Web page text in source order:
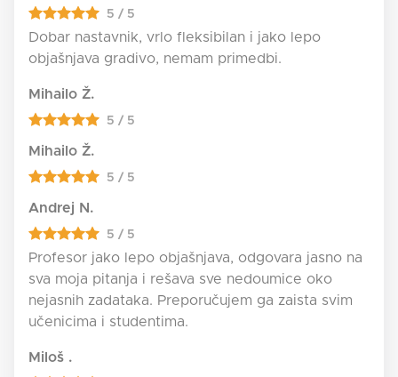
5 / 5
Dobar nastavnik, vrlo fleksibilan i jako lepo
objašnjava gradivo, nemam primedbi.
Mihailo Ž.
5 / 5
Mihailo Ž.
5 / 5
Andrej N.
5 / 5
Profesor jako lepo objašnjava, odgovara jasno na
sva moja pitanja i rešava sve nedoumice oko
nejasnih zadataka. Preporučujem ga zaista svim
učenicima i studentima.
Miloš .